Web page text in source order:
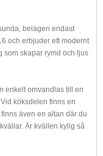
belägen endast
och erbjuder ett modernt
som skapar rymd och ljus
enkelt omvandlas till en
köksdelen finns en
även en altan där du
Är kvällen kylig så